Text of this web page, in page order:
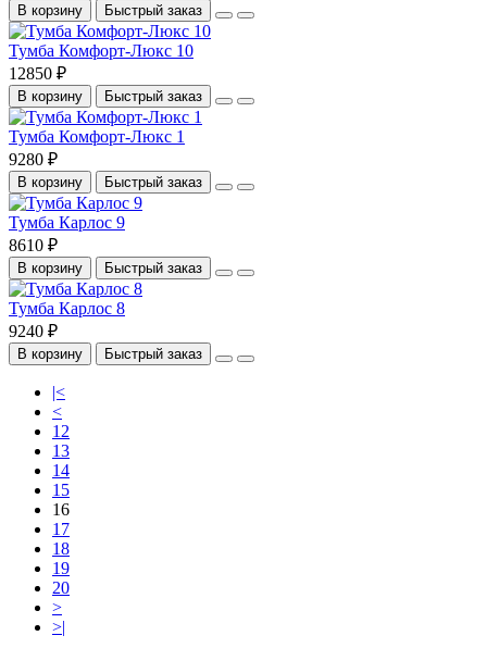
В корзину Быстрый заказ
Тумба Комфорт-Люкс 10
12850 ₽
В корзину Быстрый заказ
Тумба Комфорт-Люкс 1
9280 ₽
В корзину Быстрый заказ
Тумба Карлос 9
8610 ₽
В корзину Быстрый заказ
Тумба Карлос 8
9240 ₽
В корзину Быстрый заказ
|<
<
12
13
14
15
16
17
18
19
20
>
>|